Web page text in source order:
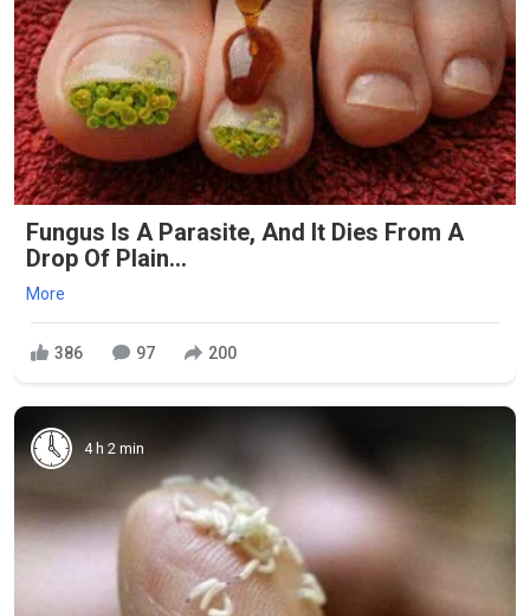
Fungus Is A Parasite, And It Dies From A
Drop Of Plain...
More
386 97 200
4 h 2 min